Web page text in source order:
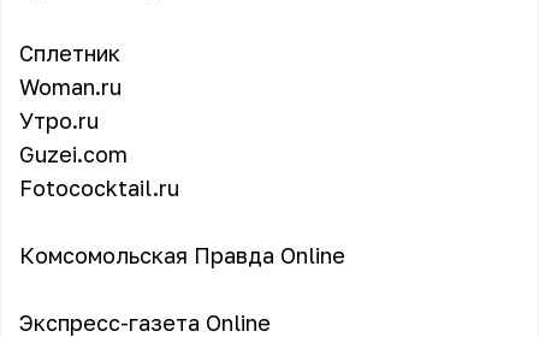
Сплетник
Woman.ru
Утро.ru
Guzei.com
Fotococktail.ru
Комсомольская Правда Online
Экспресс-газета Online